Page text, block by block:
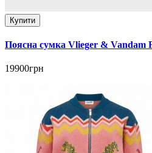
Купити
Поясна сумка Vlieger & Vandam
19900грн